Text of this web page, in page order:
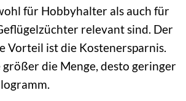
für Hobbyhalter als auch für
relevant sind. Der
Vorteil ist die Kostenersparnis.
die Menge, desto geringer